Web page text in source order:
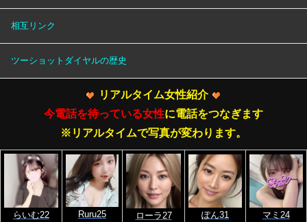
相互リンク
ツーショットダイヤルの歴史
リアルタイム女性紹介
今電話を待っている女性に電話をつなぎます
※リアルタイムで写真が変わります。
らいむ22 Ruru25 ローラ27 ぽん31 マミ24